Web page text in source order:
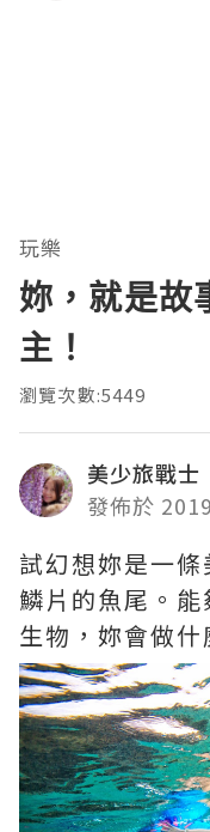
玩樂
妳，就是故
主！
瀏覽次數:5449
美少旅戰士
發佈於
試幻想妳是一
鱗片的魚尾。
生物，妳會做什